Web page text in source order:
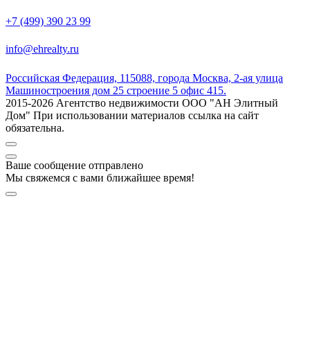
+7 (499) 390 23 99
info@ehrealty.ru
Российская Федерация, 115088, города Москва, 2-ая улица
Машиностроения дом 25 строение 5 офис 415.
2015-2026 Агентство недвижимости ООО "АН Элитный
Дом" При использовании материалов ссылка на сайт
обязательна.
Ваше сообщение отправлено
Мы свяжемся с вами ближайшее время!